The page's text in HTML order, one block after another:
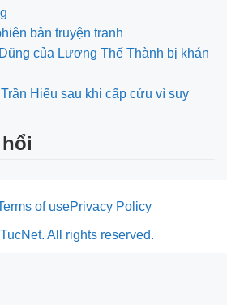
bản truyện tranh
của Lương Thế Thành bị khán
Hiếu sau khi cấp cứu vì suy
of usePrivacy Policy
All rights reserved.